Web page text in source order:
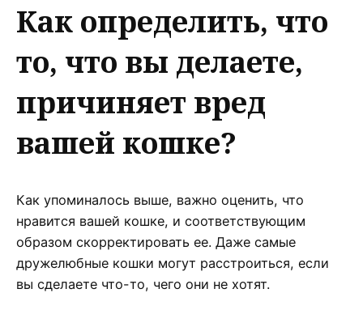
Как определить, что
то, что вы делаете,
причиняет вред
вашей кошке?
Как упоминалось выше, важно оценить, что
нравится вашей кошке, и соответствующим
образом скорректировать ее. Даже самые
дружелюбные кошки могут расстроиться, если
вы сделаете что-то, чего они не хотят.